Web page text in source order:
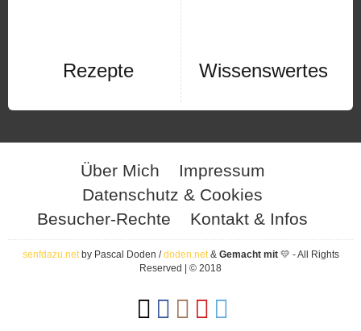
Rezepte Wissenswertes
Über Mich
Impressum
Datenschutz & Cookies
Besucher-Rechte
Kontakt & Infos
senfdazu.netby Pascal Doden /doden.net& Gemacht mit 💛 - All Rights
Reserved | © 2018